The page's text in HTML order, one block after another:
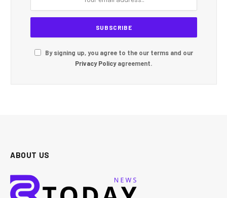
By signing up, you agree to the our terms and our
Privacy Policyagreement.
ABOUT US